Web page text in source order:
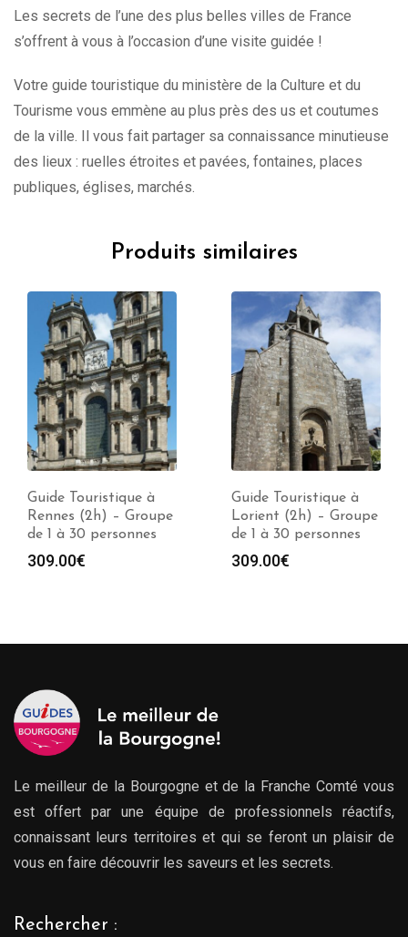
Les secrets de l’une des plus belles villes de France
s’offrent à vous à l’occasion d’une visite guidée !
Votre guide touristique du ministère de la Culture et du
Tourisme vous emmène au plus près des us et coutumes
de la ville. Il vous fait partager sa connaissance minutieuse
des lieux : ruelles étroites et pavées, fontaines, places
publiques, églises, marchés.
Produits similaires
Guide Touristique à
Rennes (2h) – Groupe
de 1 à 30 personnes
309.00€
Guide Touristique à
Lorient (2h) – Groupe
de 1 à 30 personnes
309.00€
Le meilleur de la Bourgogne et de la Franche Comté vous
est offert par une équipe de professionnels réactifs,
connaissant leurs territoires et qui se feront un plaisir de
vous en faire découvrir les saveurs et les secrets.
Rechercher :